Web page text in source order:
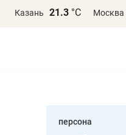
Казань 21.3 °С Москва
персона